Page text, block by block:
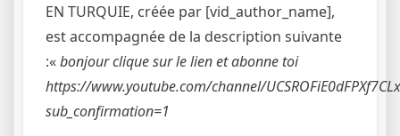
EN TURQUIE, créée par [vid_author_name],
est accompagnée de la description suivante
:«bonjour clique sur le lien et abonne toi
https://www.youtube.com/channel/
sub_confirmation=1